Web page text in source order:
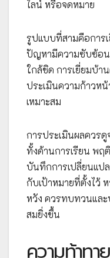
ไลน์ หรือจดหมาย
รูปแบบที่สามคือการ
ปัญหามีความซับซ้อน
ใกล้ชิด การเยี่ยมบ้า
ประเมินความก้าวห
เหมาะสม
การประเมินผลควร
ทั้งด้านการเรียน พฤ
บันทึกการเปลี่ยนแป
กับเป้าหมายที่ตั้งไว้
หวัง ควรทบทวนและ
สมยิ่งขึ้น
ความท้าทา